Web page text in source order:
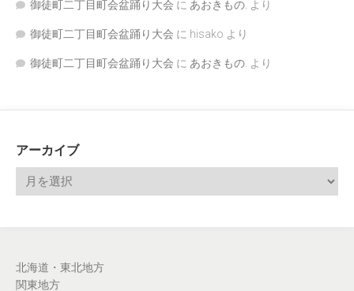
御徒町二丁目町会盆踊り大会 に あおきもの. より
御徒町二丁目町会盆踊り大会 に hisako より
御徒町二丁目町会盆踊り大会 に あおきもの. より
アーカイブ
北海道・東北地方
関東地方